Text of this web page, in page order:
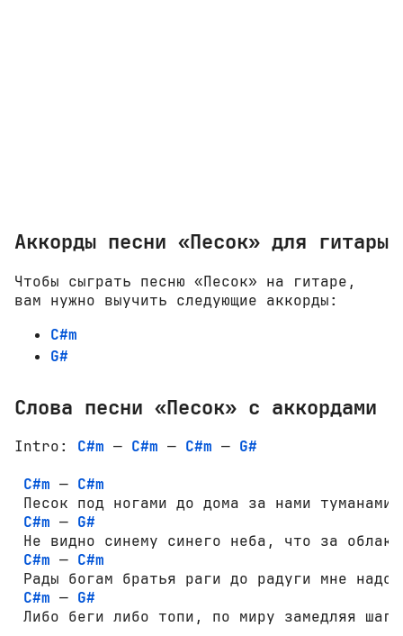
Аккорды песни «Песок» для гитары
Чтобы сыграть песню «Песок» на гитаре,
вам нужно выучить следующие аккорды:
C#m
G#
Слова песни «Песок» с аккордами
Intro: C#m — C#m — C#m — G#
C#m — C#m
Песок под ногами до дома за нами туманами
C#m — G#
Не видно синему синего неба, что за
C#m — C#m
Рады богам братья раги до радуги мне надо
C#m — G#
Либо беги либо топи, по миру замедляя шаги